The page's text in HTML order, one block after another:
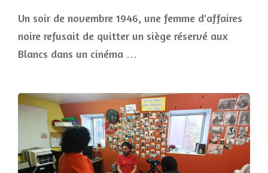
Un soir de novembre 1946, une femme d'affaires
noire refusait de quitter un siège réservé aux
Blancs dans un cinéma …